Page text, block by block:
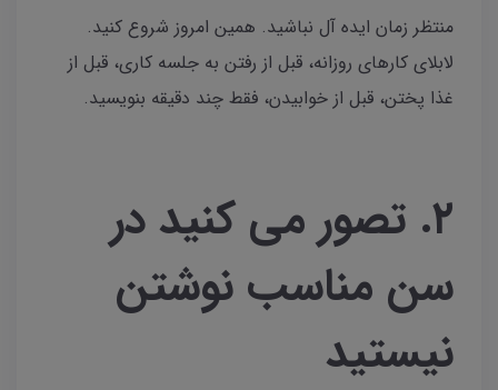
منتظر زمان ایده آل نباشید. همین امروز شروع کنید.
لابلای کارهای روزانه، قبل از رفتن به جلسه کاری، قبل از
غذا پختن، قبل از خوابیدن، فقط چند دقیقه بنویسید.
۲. تصور می کنید در
سن مناسب نوشتن
نیستید